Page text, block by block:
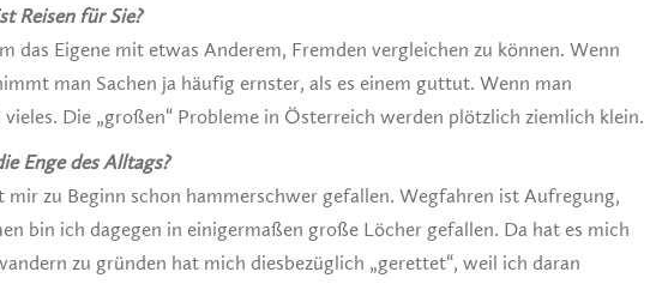
Reisen für Sie?
das Eigene mit etwas Anderem, Fremden vergleichen zu können. Wenn
man Sachen ja häufig ernster, als es einem guttut. Wenn man
Die „großen“ Probleme in Österreich werden plötzlich ziemlich klein.
Enge des Alltags?
zu Beginn schon hammerschwer gefallen. Wegfahren ist Aufregung,
bin ich dagegen in einigermaßen große Löcher gefallen. Da hat es mich
zu gründen hat mich diesbezüglich „gerettet“, weil ich daran